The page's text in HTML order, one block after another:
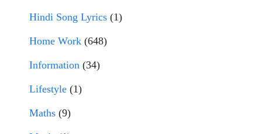
Hindi Song Lyrics (1)
Home Work (648)
Information (34)
Lifestyle (1)
Maths (9)